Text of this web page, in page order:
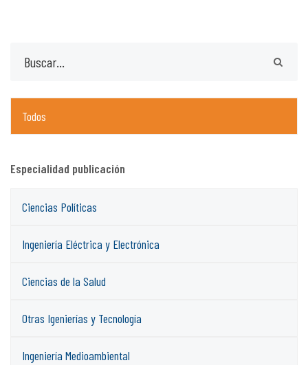
Todos
Especialidad publicación
Ciencias Políticas
Ingeniería Eléctrica y Electrónica
Ciencias de la Salud
Otras Igenierías y Tecnología
Ingeniería Medioambiental